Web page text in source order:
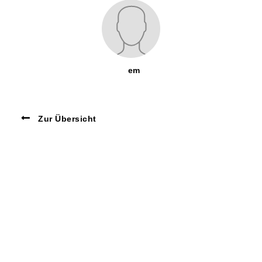
em
Zur Übersicht